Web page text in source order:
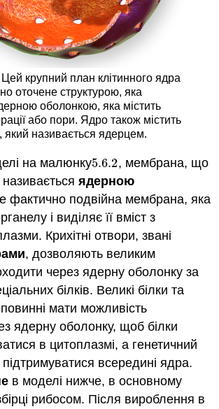
Цей крупний план клітинного ядра
оточене структурою, яка
оболонкою, яка містить
або пори. Ядро також містить
який називається ядерцем.
на малюнку5.6.2
5.6.2, мембрана, що
ядерною
фактично подвійна мембрана, яка
і виділяє її вміст з
Крихітні отвори, звані
, дозволяють великим
через ядерну оболонку за
білків. Великі білки та
мати можливість
ядерну оболонку, щоб білки
в цитоплазмі, а генетичний
всередині ядра.
в моделі нижче, в основному
рибосом. Після вироблення в